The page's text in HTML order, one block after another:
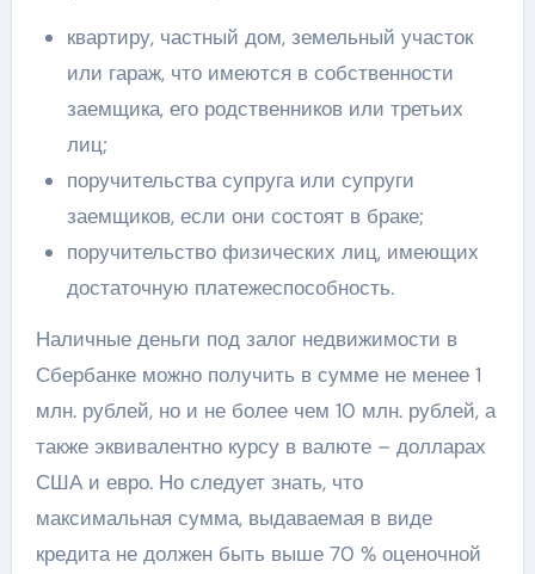
квартиру, частный дом, земельный участок
или гараж, что имеются в собственности
заемщика, его родственников или третьих
лиц;
поручительства супруга или супруги
заемщиков, если они состоят в браке;
поручительство физических лиц, имеющих
достаточную платежеспособность.
Наличные деньги под залог недвижимости в
Сбербанке можно получить в сумме не менее 1
млн. рублей, но и не более чем 10 млн. рублей, а
также эквивалентно курсу в валюте – долларах
США и евро. Но следует знать, что
максимальная сумма, выдаваемая в виде
кредита не должен быть выше 70 % оценочной